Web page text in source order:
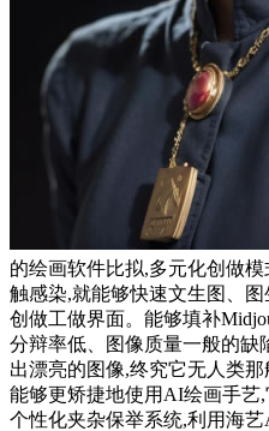
的绘画软件比拟,多元化创做
触感染,就能够快速文生图、
创做工做界面。能够填补
分辩率低、图像质量一般的缺
出漂亮的图像,终究它无人类
能够更矫捷地使用AI绘画手艺
个性化夹杂保举系统,利用海